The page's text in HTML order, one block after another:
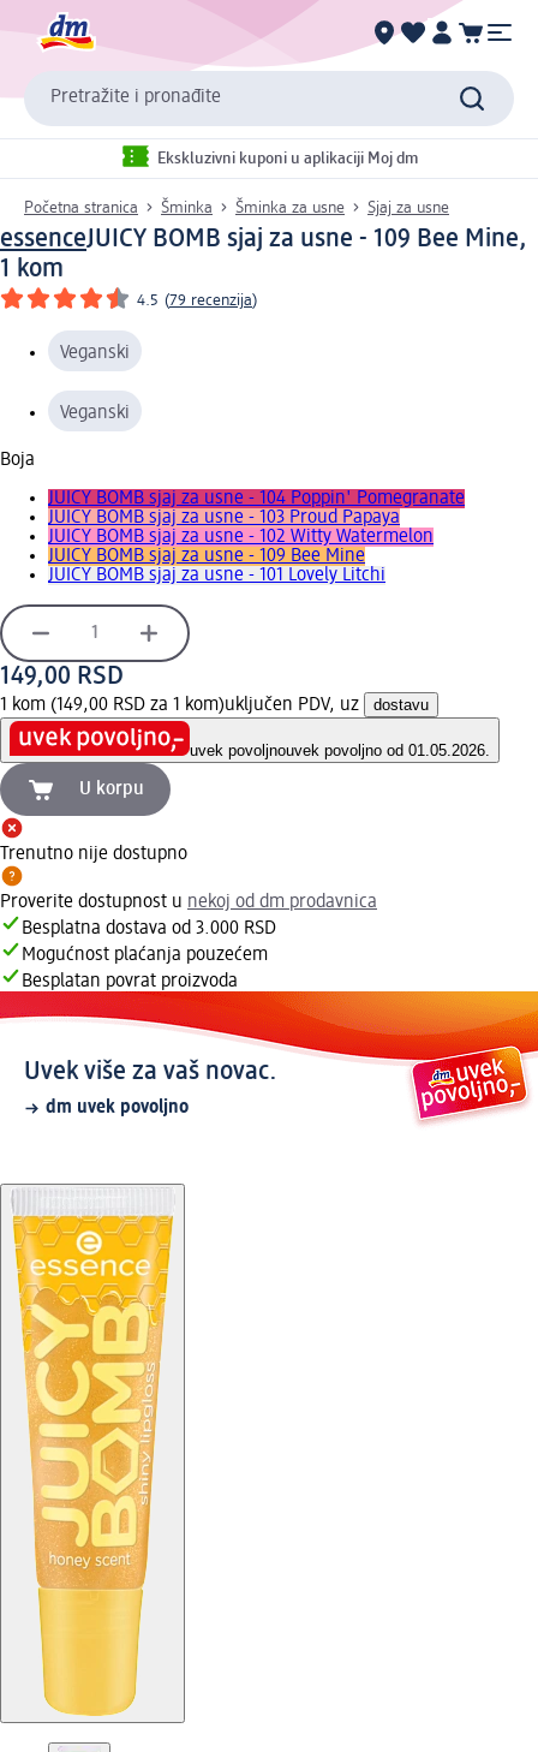
Pretražite i pronađite
Ekskluzivni kuponi u aplikaciji Moj dm
Početna stranica Šminka Šminka za usne Sjaj za usne
essenceJUICY BOMB sjaj za usne - 109 Bee Mine,
1 kom
4.5 (79 recenzija)
Veganski
Veganski
Boja
JUICY BOMB sjaj za usne - 104 Poppin' Pomegranate
JUICY BOMB sjaj za usne - 103 Proud Papaya
JUICY BOMB sjaj za usne - 102 Witty Watermelon
JUICY BOMB sjaj za usne - 109 Bee Mine
JUICY BOMB sjaj za usne - 101 Lovely Litchi
149,00 RSD
1 kom (149,00 RSD za 1 kom)uključen PDV, uz dostavu
uvek povoljnouvek povoljno od 01.05.2026.
U korpu
Trenutno nije dostupno
Proverite dostupnost u nekoj od dm prodavnica
Besplatna dostava od 3.000 RSD
Mogućnost plaćanja pouzećem
Besplatan povrat proizvoda
Uvek više za vaš novac.
dm uvek povoljno